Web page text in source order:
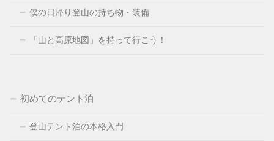
僕の日帰り登山の持ち物・装備
「山と高原地図」を持って行こう！
初めてのテント泊
登山テント泊の本格入門